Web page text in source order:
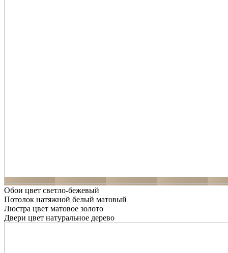
Обои цвет светло-бежевый
Потолок натяжной белый матовый
Люстра цвет матовое золото
Двери цвет натуральное дерево